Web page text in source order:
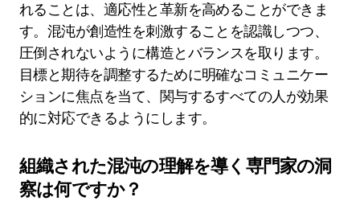
れることは、適応性と革新を高めることができま
す。混沌が創造性を刺激することを認識しつつ、
圧倒されないように構造とバランスを取ります。
目標と期待を調整するために明確なコミュニケー
ションに焦点を当て、関与するすべての人が効果
的に対応できるようにします。
組織された混沌の理解を導く専門家の洞
察は何ですか？